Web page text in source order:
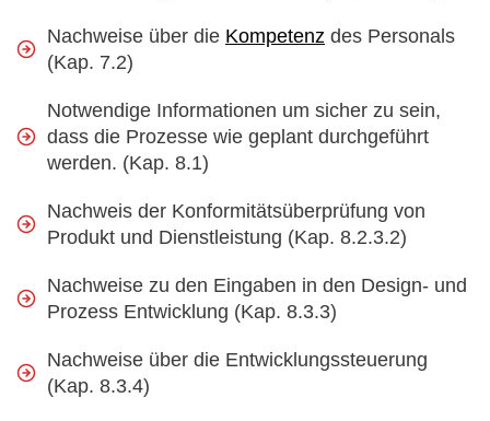
Nachweise über die Kompetenz des Personals
(Kap. 7.2)
Notwendige Informationen um sicher zu sein,
dass die Prozesse wie geplant durchgeführt
werden. (Kap. 8.1)
Nachweis der Konformitätsüberprüfung von
Produkt und Dienstleistung (Kap. 8.2.3.2)
Nachweise zu den Eingaben in den Design- und
Prozess Entwicklung (Kap. 8.3.3)
Nachweise über die Entwicklungssteuerung
(Kap. 8.3.4)